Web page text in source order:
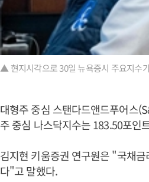
▲ 현지시각으로 30일 뉴욕증시 주요지수
대형주 중심 스탠다드앤드푸어스
주 중심 나스닥지수는 183.50포인
김지현 키움증권 연구원은 "국채
다"고 말했다.